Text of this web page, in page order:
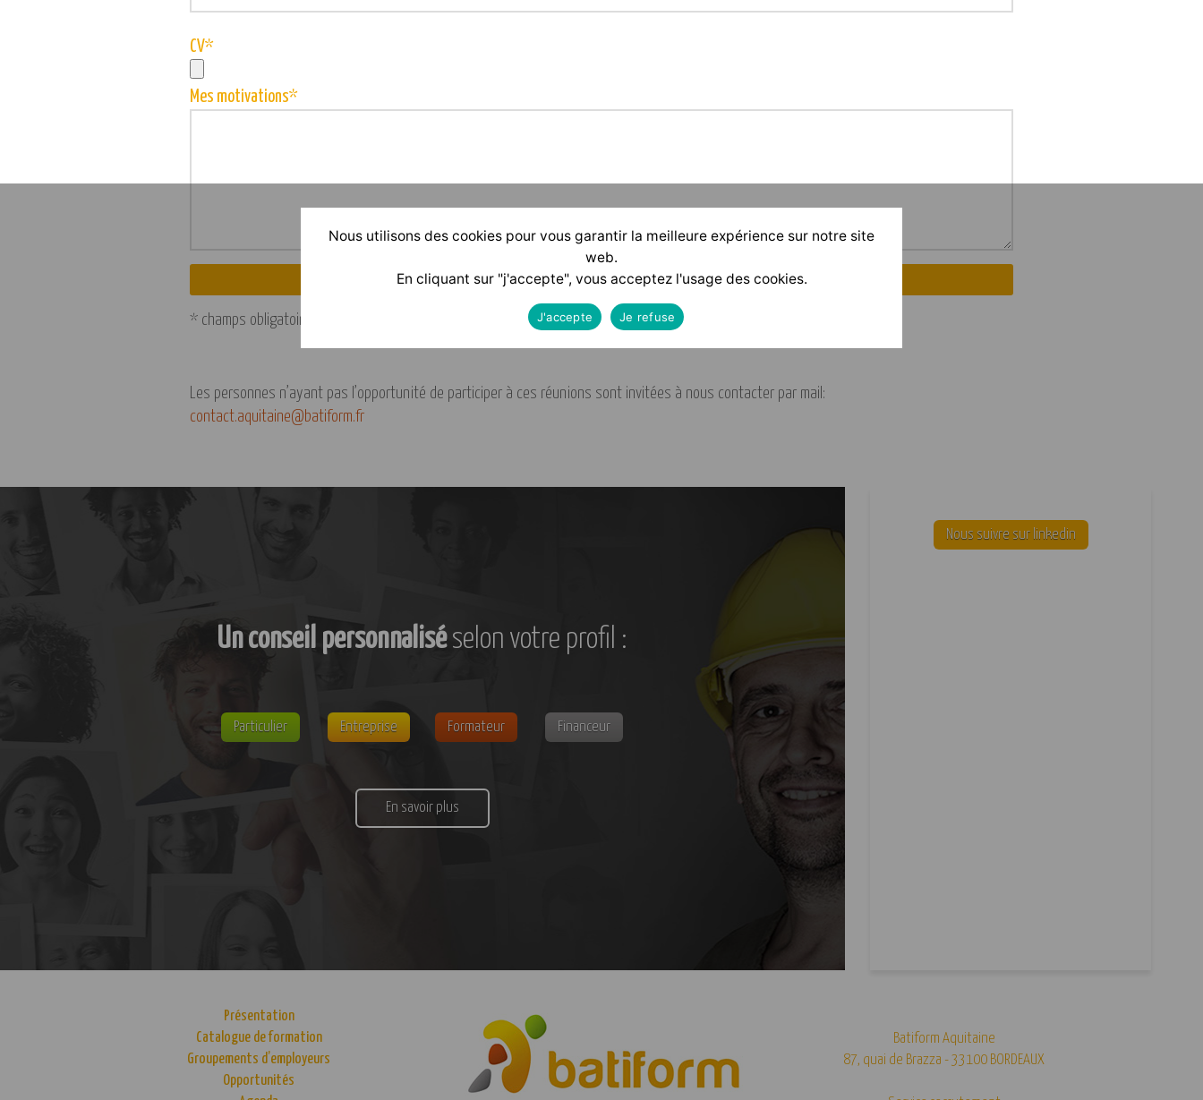
CV*
Mes motivations*
* champs obligatoires
Les personnes n’ayant pas l’opportunité de participer à ces réunions sont invitées à nous contacter par mail:
contact.aquitaine@batiform.fr
Un conseil personnaliséselon votre profil :
Particulier Entreprise Formateur Financeur
En savoir plus
Nous suivre sur linkedin
Présentation
Catalogue de formation
Groupements d’employeurs
Opportunités
Batiform Aquitaine
87, quai de Brazza - 33100 BORDEAUX
Nous utilisons des cookies pour vous garantir la meilleure expérience sur notre site
web.
En cliquant sur "j'accepte", vous acceptez l'usage des cookies.
J'accepte Je refuse